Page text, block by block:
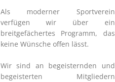
Als moderner Sportverein
verfügen wir über ein
breitgefächertes Programm, das
keine Wünsche offen lässt.
Wir sind an begeisternden und
begeisterten Mitgliedern